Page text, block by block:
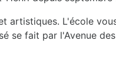
artistiques. L'école
se fait par l'Avenue